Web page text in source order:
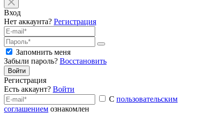
Вход
Нет аккаунта? Регистрация
Запомнить меня
Забыли пароль? Восстановить
Войти
Регистрация
Есть аккаунт? Войти
С пользовательским
соглашением ознакомлен